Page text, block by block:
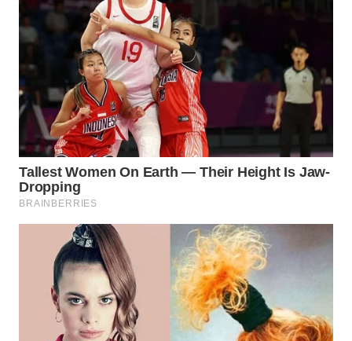
SUMEDANG
WN
KEPULAUAN
SERIBU
WN
TANGERANG
BINJAI
WN
CIREBON